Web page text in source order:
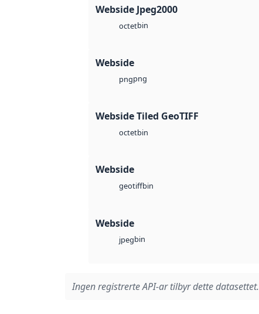
Webside Jpeg2000
octetbin
Webside
pngpng
Webside Tiled GeoTIFF
octetbin
Webside
geotiffbin
Webside
jpegbin
Ingen registrerte API-ar tilbyr dette datasettet.